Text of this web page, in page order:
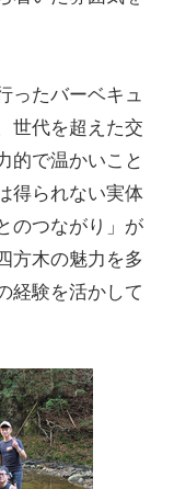
ったバーベキュ
世代を超えた交
的で温かいこと
得られない実体
のつながり」が
方木の魅力を多
経験を活かして